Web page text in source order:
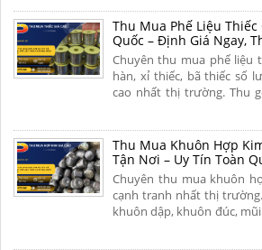
Thu Mua Phế Liệu Thiếc
Quốc – Định Giá Ngay,
Chuyên thu mua phế liệu
hàn, xỉ thiếc, bã thiếc số
cao nhất thị trường. Thu
miễn phí, thanh toán liền
hôm nay!
Thu Mua Khuôn Hợp
Tận Nơi – Uy Tín Toàn
Chuyên thu mua khuôn
cạnh tranh nhất thị
khuôn dập, khuôn đúc,
hỏng tận nơi. Cân đo uy